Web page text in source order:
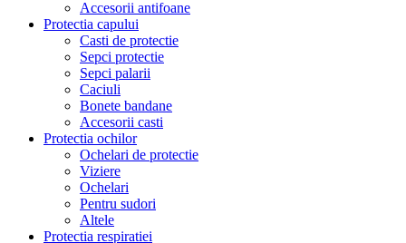
Accesorii antifoane
Protectia capului
Casti de protectie
Sepci protectie
Sepci palarii
Caciuli
Bonete bandane
Accesorii casti
Protectia ochilor
Ochelari de protectie
Viziere
Ochelari
Pentru sudori
Altele
Protectia respiratiei